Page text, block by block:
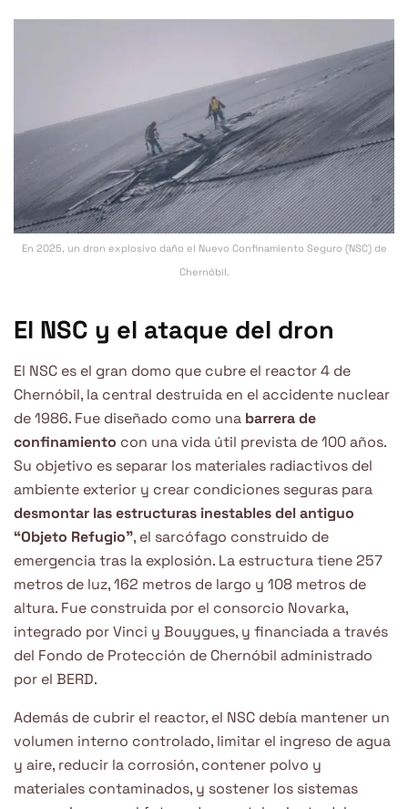
En 2025, un dron explosivo daño el Nuevo Confinamiento Seguro (NSC) de
Chernóbil.
El NSC y el ataque del dron
El NSC es el gran domo que cubre el reactor 4 de
Chernóbil, la central destruida en el accidente nuclear
de 1986. Fue diseñado como una barrera de
confinamiento con una vida útil prevista de 100 años.
Su objetivo es separar los materiales radiactivos del
ambiente exterior y crear condiciones seguras para
desmontar las estructuras inestables del antiguo
“Objeto Refugio”, el sarcófago construido de
emergencia tras la explosión. La estructura tiene 257
metros de luz, 162 metros de largo y 108 metros de
altura. Fue construida por el consorcio Novarka,
integrado por Vinci y Bouygues, y financiada a través
del Fondo de Protección de Chernóbil administrado
por el BERD.
Además de cubrir el reactor, el NSC debía mantener un
volumen interno controlado, limitar el ingreso de agua
y aire, reducir la corrosión, contener polvo y
materiales contaminados, y sostener los sistemas